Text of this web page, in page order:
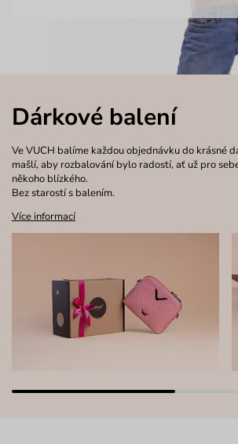
Dárkové balení
Ve VUCH balíme každou objednávku do krásné
mašlí, aby rozbalování bylo radostí, ať už pro
někoho blízkého.
Bez starostí s balením.
Více informací